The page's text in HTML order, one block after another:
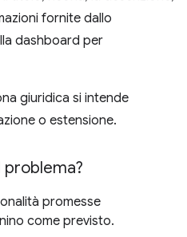
fornite dallo
dashboard per
giuridica si intende
o estensione.
promesse
come previsto.